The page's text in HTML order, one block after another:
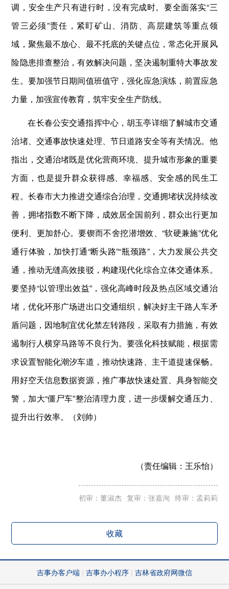
调，安全生产只有进行时，没有完成时。要全面落实“三
管三必须”责任，紧盯矿山、消防、高层建筑等重点领
域，聚焦最不放心、最不托底的关键点位，常态化开展风
险隐患排查整治，有效解决问题，坚决遏制重特大事故发
生。要加强节日期间值班值守，强化应急演练，前置应急
力量，加强宣传教育，筑牢安全生产防线。
在长春公安交通指挥中心，胡玉亭详细了解城市交通
治堵、交通事故快速处理、节日道路安全等有关情况。他
指出，交通治堵既是优化营商环境、提升城市形象的重要
方面，也是提升群众获得感、幸福感、安全感的民生工
程。长春市大力推进交通综合治理，交通拥堵状况持续改
善，拥堵指数不断下降，成效居全国前列，群众出行更加
便利、更加舒心。要锲而不舍挖潜增效、“软硬兼施”优化
通行体验，加快打通“断头路”“瓶颈路”，大力发展公共交
通，推动无缝高效接驳，构建现代化综合立体交通体系。
要坚持“以管理出效益”，强化高峰时段及热点区域交通治
堵，优化环形广场进出口交通组织，解决好主干路人车矛
盾问题，因地制宜优化禁左转路段，采取有力措施，有效
遏制行人横穿马路等不良行为。要强化科技赋能，根据需
求设置智能化潮汐车道，推动快速路、主干道提速保畅。
用好空天信息数据资源，推广事故快速处置、具身智能交
警，加大“僵尸车”整治清理力度，进一步缓解交通压力、
提升出行效率。（刘帅）
（责任编辑： 王乐怡）
初审：董淑杰 复审：张嘉洵 终审：孟莉莉
收藏